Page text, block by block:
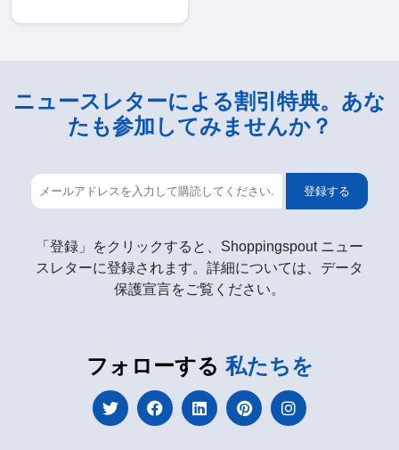
ニュースレターによる割引特典。あな
たも参加してみませんか？
登録する
「登録」をクリックすると、Shoppingspout ニュー
スレターに登録されます。詳細については、データ
保護宣言をご覧ください。
フォローする 私たちを